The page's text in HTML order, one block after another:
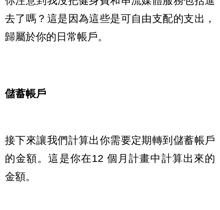
去了嗎？這是因為這些是可自由支配的支出，
歸屬於你的日常帳戶。
儲蓄帳戶
接下來讓我們計算出你需要定期轉到儲蓄帳戶
的金額。這是你在12 個月計畫中計算出來的
金額。